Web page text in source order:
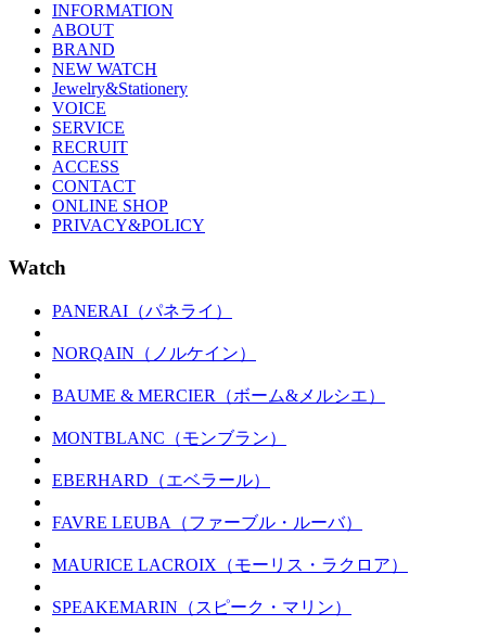
INFORMATION
ABOUT
BRAND
NEW WATCH
Jewelry&Stationery
VOICE
SERVICE
RECRUIT
ACCESS
CONTACT
ONLINE SHOP
PRIVACY&POLICY
Watch
PANERAI（パネライ）
NORQAIN（ノルケイン）
BAUME & MERCIER（ボーム&メルシエ）
MONTBLANC（モンブラン）
EBERHARD（エベラール）
FAVRE LEUBA（ファーブル・ルーバ）
MAURICE LACROIX（モーリス・ラクロア）
SPEAKEMARIN（スピーク・マリン）